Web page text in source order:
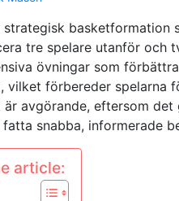
strategisk basketformation
tre spelare utanför och
övningar som
vilket förbereder spelarna
är avgörande, eftersom
snabba, informerade
article: